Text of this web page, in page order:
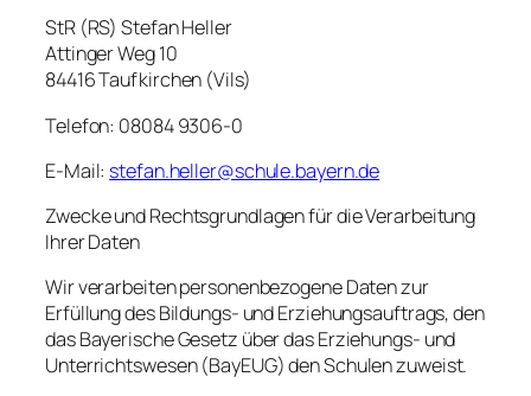
StR (RS) Stefan Heller
Attinger Weg 10
84416 Taufkirchen (Vils)
Telefon: 08084 9306-0
E-Mail: stefan.heller@schule.bayern.de
Zwecke und Rechtsgrundlagen für die Verarbeitung
Ihrer Daten
Wir verarbeiten personenbezogene Daten zur
Erfüllung des Bildungs- und Erziehungsauftrags, den
das Bayerische Gesetz über das Erziehungs- und
Unterrichtswesen (BayEUG) den Schulen zuweist.